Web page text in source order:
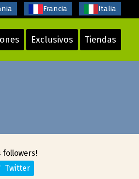
Exclusivos Tiendas
Francia Italia
followers!
Twitter